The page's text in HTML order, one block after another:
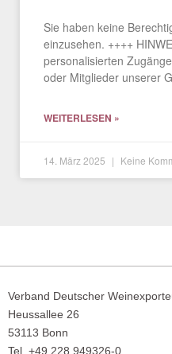
Sie haben keine
einzusehen. ++++
personalisierten
oder Mitglieder unserer
WEITERLESEN »
14. März 2025 Keine
Verband Deutscher
Heussallee 26
53113 Bonn
Tel. +49 228 949326-0